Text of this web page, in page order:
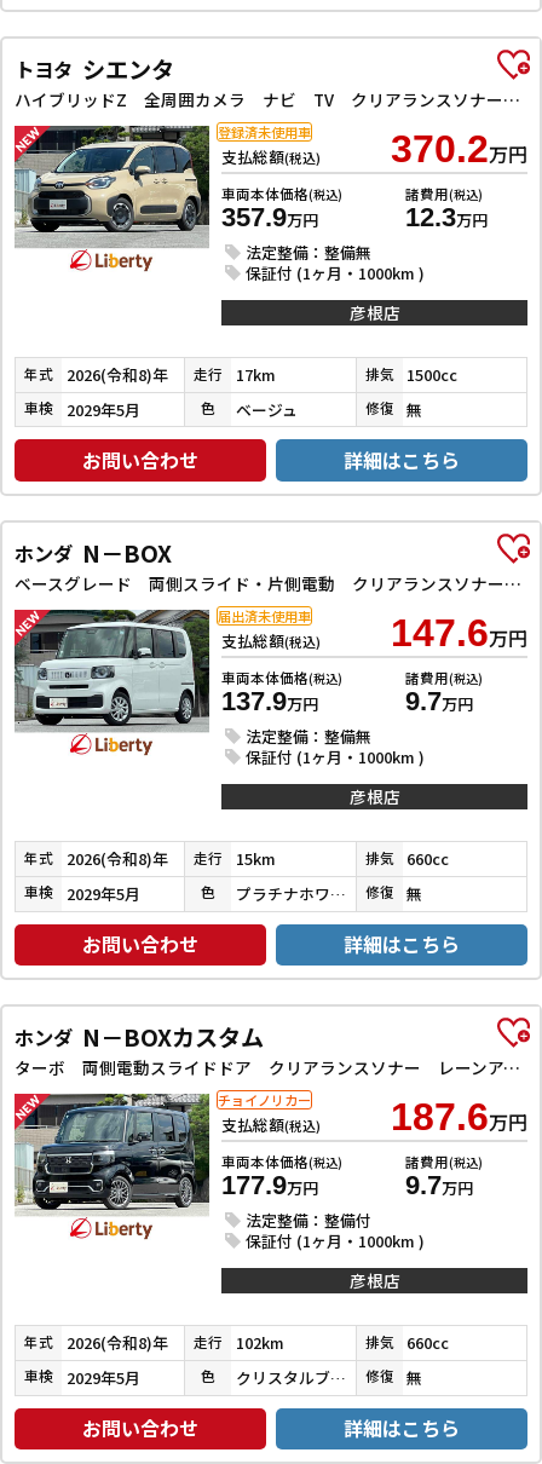
トヨタ シエンタ
ハイブリッドZ 全周囲カメラ ナビ TV クリアランスソナー アダプティブクルーズコントロール レーンアシスト 衝突被害軽減システム 両側電動スライドドア オートマチックハイビーム オートライト LEDヘッドランプ
支払総額(税込) 370.2万円
車両本体価格(税込)
357.9万円
諸費用(税込)
12.3万円
法定整備：整備無
保証付 (1ヶ月・1000km )
登録済未使用車
彦根店
年式 2026(令和8)年 走行 17km 排気 1500cc
車検 2029年5月 色 ベージュ 修復 無
お問い合わせ 詳細はこちら
ホンダ N－BOX
ベースグレード 両側スライド・片側電動 クリアランスソナー オートクルーズコントロール レーンアシスト オートライト スマートキー アイドリングストップ 電動格納ミラー シートヒーター ベンチシート
支払総額(税込) 147.6万円
車両本体価格(税込)
137.9万円
諸費用(税込)
9.7万円
法定整備：整備無
保証付 (1ヶ月・1000km )
届出済未使用車
彦根店
年式 2026(令和8)年 走行 15km 排気 660cc
車検 2029年5月 色 プラチナホワイトパール 修復 無
お問い合わせ 詳細はこちら
ホンダ N－BOXカスタム
ターボ 両側電動スライドドア クリアランスソナー レーンアシスト オートライト スマートキー アイドリングストップ 電動格納ミラー ベンチシート CVT ESC USB チップアップシート
支払総額(税込) 187.6万円
車両本体価格(税込)
177.9万円
諸費用(税込)
9.7万円
法定整備：整備付
保証付 (1ヶ月・1000km )
チョイノリカー
彦根店
年式 2026(令和8)年 走行 102km 排気 660cc
車検 2029年5月 色 クリスタルブラックパール 修復 無
お問い合わせ 詳細はこちら